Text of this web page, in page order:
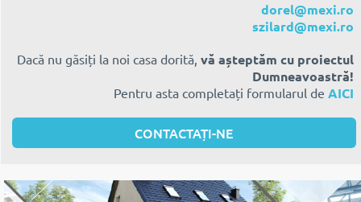
dorel@mexi.ro
szilard@mexi.ro
Dacă nu găsiți la noi casa dorită, vă așteptăm cu proiectul
Dumneavoastră!
Pentru asta completați formularul de AICI
CONTACTAȚI-NE